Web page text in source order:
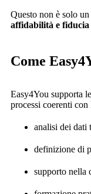
Questo non è solo
affidabilità e fiducia
Come
Easy4You supporta
processi coerenti
analisi dei dati
definizione di
supporto nella